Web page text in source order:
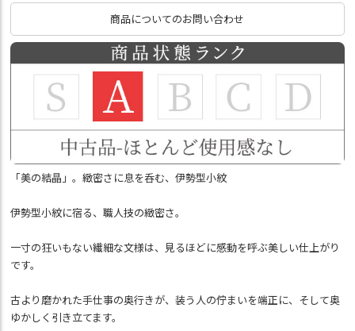
商品についてのお問い合わせ
「美の結晶」。緻密さに息を呑む、伊勢型小紋
伊勢型小紋に宿る、職人技の緻密さ。
一寸の狂いもない繊細な文様は、見るほどに感動を呼ぶ美しい仕上がり
です。
古より磨かれた手仕事の奥行きが、装う人の佇まいを端正に、そして奥
ゆかしく引き立てます。